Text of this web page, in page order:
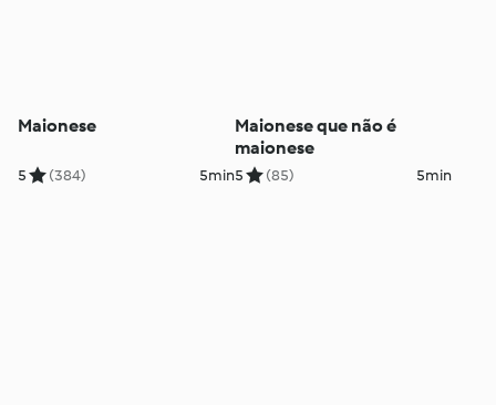
Maionese
5 (384) 5min
Maionese que não é
maionese
5 (85) 5min